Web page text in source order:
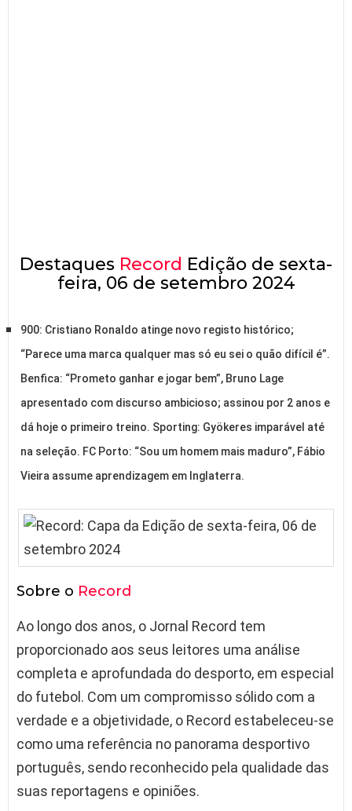
Destaques Record Edição de sexta-
feira, 06 de setembro 2024
900: Cristiano Ronaldo atinge novo registo histórico;
“Parece uma marca qualquer mas só eu sei o quão difícil é”.
Benfica: “Prometo ganhar e jogar bem”, Bruno Lage
apresentado com discurso ambicioso; assinou por 2 anos e
dá hoje o primeiro treino. Sporting: Gyökeres imparável até
na seleção. FC Porto: “Sou um homem mais maduro”, Fábio
Vieira assume aprendizagem em Inglaterra.
Sobre o Record
Ao longo dos anos, o Jornal Record tem
proporcionado aos seus leitores uma análise
completa e aprofundada do desporto, em especial
do futebol. Com um compromisso sólido com a
verdade e a objetividade, o Record estabeleceu-se
como uma referência no panorama desportivo
português, sendo reconhecido pela qualidade das
suas reportagens e opiniões.